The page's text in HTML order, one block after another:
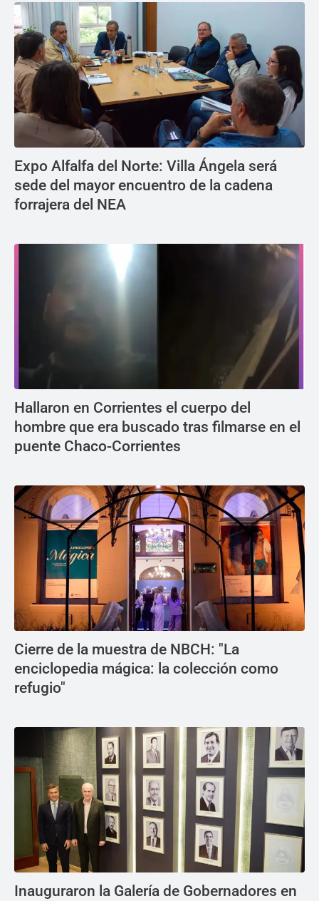
Expo Alfalfa del Norte: Villa Ángela será
sede del mayor encuentro de la cadena
forrajera del NEA
Hallaron en Corrientes el cuerpo del
hombre que era buscado tras filmarse en el
puente Chaco-Corrientes
Cierre de la muestra de NBCH: "La
enciclopedia mágica: la colección como
refugio"
Inauguraron la Galería de Gobernadores en